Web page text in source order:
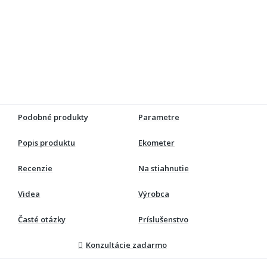
Podobné produkty Parametre
Popis produktu Ekometer
Recenzie Na stiahnutie
Videa Výrobca
Časté otázky Príslušenstvo
Konzultácie zadarmo